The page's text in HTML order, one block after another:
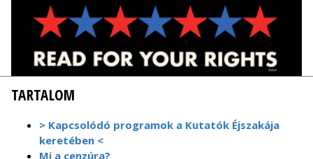
TARTALOM
> Kapcsolódó programok a Kutatók Éjszakája
keretében <
Mi a cenzúra?